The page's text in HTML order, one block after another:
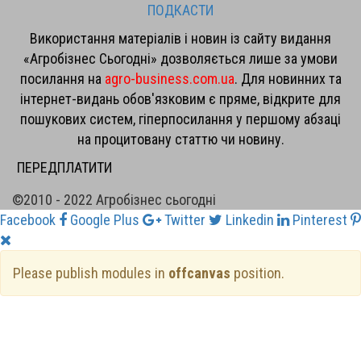
ПОДКАСТИ
Використання матеріалів і новин із сайту видання
«Агробізнес Сьогодні» дозволяється лише за умови
посилання на agro-business.com.ua. Для новинних та
інтернет-видань обов'язковим є пряме, відкрите для
пошукових систем, гіперпосилання у першому абзаці
на процитовану статтю чи новину.
ПЕРЕДПЛАТИТИ
©2010 - 2022 Агробізнес сьогодні
Facebook
Google Plus Twitter Linkedin Pinterest
Please publish modules in offcanvas position.